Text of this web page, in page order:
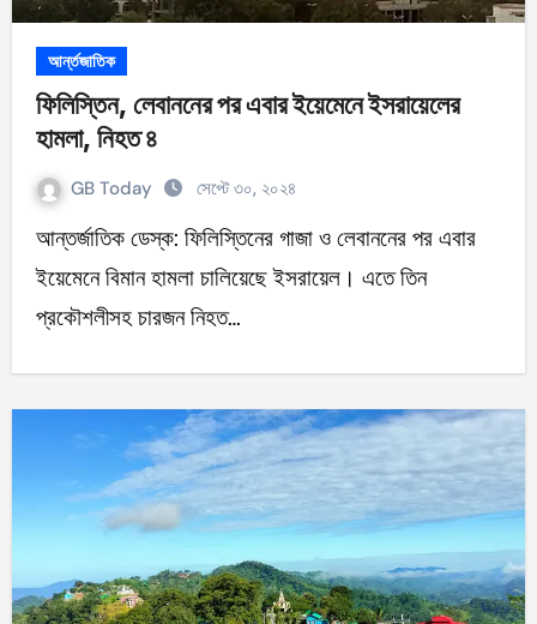
আর্ন্তজাতিক
ফিলিস্তিন, লেবাননের পর এবার ইয়েমেনে ইসরায়েলের
হামলা, নিহত ৪
GB Today সেপ্টে ৩০, ২০২৪
আন্তর্জাতিক ডেস্ক: ফিলিস্তিনের গাজা ও লেবাননের পর এবার
ইয়েমেনে বিমান হামলা চালিয়েছে ইসরায়েল। এতে তিন
প্রকৌশলীসহ চারজন নিহত…